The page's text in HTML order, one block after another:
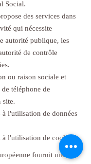
Social.
des services dans
qui nécessite
autorité publique, les
de contrôle
ou raison sociale et
téléphone de
site.
l'utilisation de données
à l'utilisation de cookies.
fournit une